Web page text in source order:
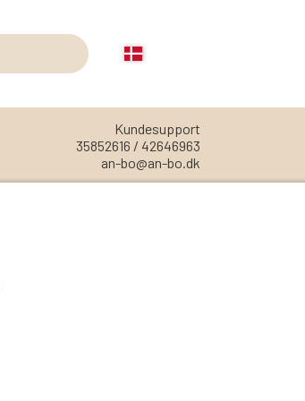
Kundesupport
35852616 / 42646963
an-bo@an-bo.dk